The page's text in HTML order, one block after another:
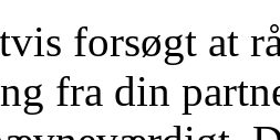
forsøgt at
fra din